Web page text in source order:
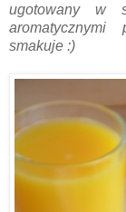
ugotowany w
aromatycznymi
smakuje :)